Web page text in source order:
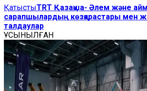
ҚатыстыTRT Қазақша- Әлем және
сарапшылардың көзқарастары мен
талдаулар
ҰСЫНЫЛҒАН